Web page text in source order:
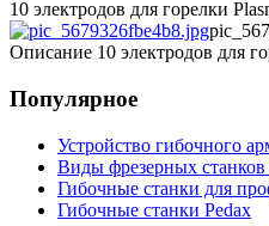
10 электродов для горелки
Описание 10 электродов для
Популярное
Устройство гибочного
Виды фрезерных
Гибочные станки для
Гибочные станки Pedax